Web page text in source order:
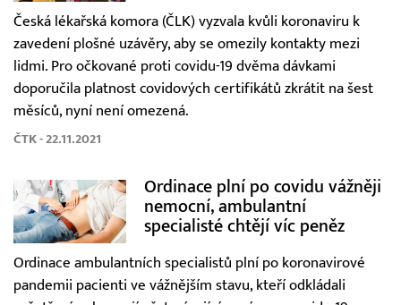
Česká lékařská komora (ČLK) vyzvala kvůli koronaviru k
zavedení plošné uzávěry, aby se omezily kontakty mezi
lidmi. Pro očkované proti covidu-19 dvěma dávkami
doporučila platnost covidových certifikátů zkrátit na šest
měsíců, nyní není omezená.
ČTK - 22.11.2021
Ordinace plní po covidu vážněji
nemocní, ambulantní
specialisté chtějí víc peněz
Ordinace ambulantních specialistů plní po koronavirové
pandemii pacienti ve vážnějším stavu, kteří odkládali